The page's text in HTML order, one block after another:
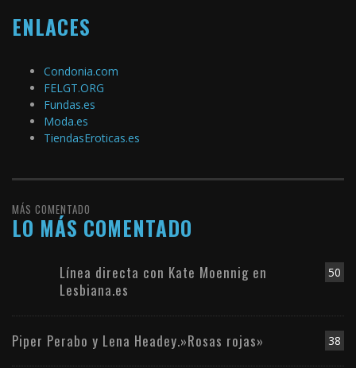
ENLACES
Condonia.com
FELGT.ORG
Fundas.es
Moda.es
TiendasEroticas.es
MÁS COMENTADO
LO MÁS COMENTADO
50
Línea directa con Kate Moennig en
Lesbiana.es
38
Piper Perabo y Lena Headey.»Rosas rojas»